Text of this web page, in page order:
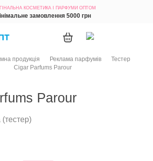
КОСМЕТИКА І ПАРФУМИ ОПТОМ
замовлення 5000 грн
продукція Реклама парфумів
Тестер
Cigar Parfums Parour
Parour